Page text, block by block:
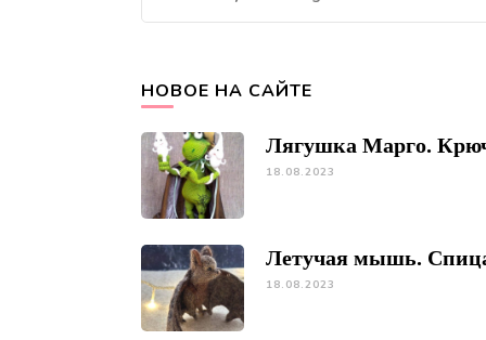
for
НОВОЕ НА САЙТЕ
Лягушка Марго.
18.08.2023
Летучая мышь.
18.08.2023